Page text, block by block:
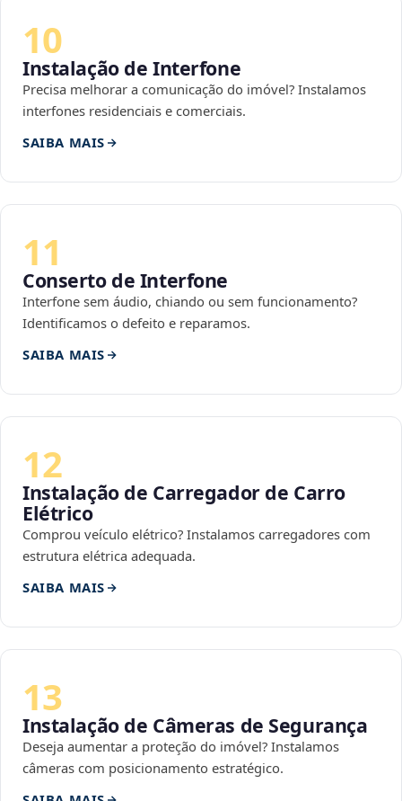
10
Instalação de Interfone
Precisa melhorar a comunicação do imóvel? Instalamos
interfones residenciais e comerciais.
SAIBA MAIS
11
Conserto de Interfone
Interfone sem áudio, chiando ou sem funcionamento?
Identificamos o defeito e reparamos.
SAIBA MAIS
12
Instalação de Carregador de Carro
Elétrico
Comprou veículo elétrico? Instalamos carregadores com
estrutura elétrica adequada.
SAIBA MAIS
13
Instalação de Câmeras de Segurança
Deseja aumentar a proteção do imóvel? Instalamos
câmeras com posicionamento estratégico.